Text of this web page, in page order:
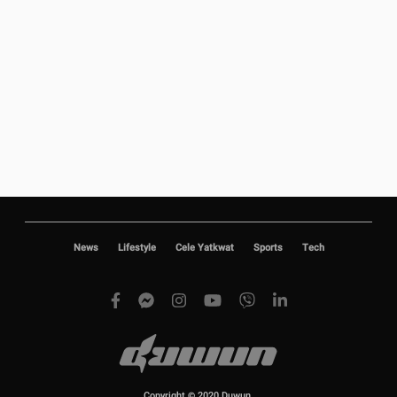
News Lifestyle Cele Yatkwat Sports Tech